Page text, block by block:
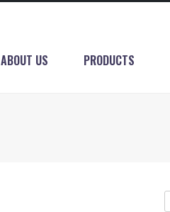
ABOUT US PRODUCTS